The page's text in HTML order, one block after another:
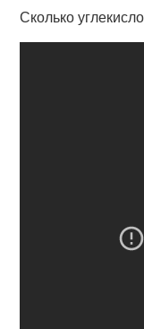
Сколько